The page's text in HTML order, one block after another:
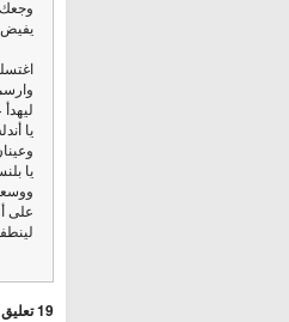
وجعك
يفيض
يا
يا
على
19 تعليق